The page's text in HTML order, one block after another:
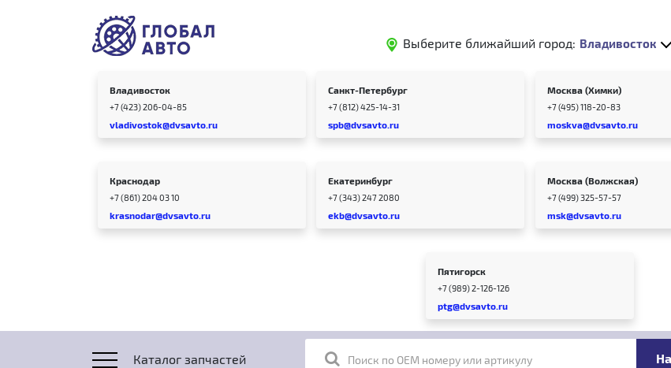
Выберите ближайший город: Владивосток
Владивосток
+7 (423) 206-04-85
vladivostok@dvsavto.ru
Санкт-Петербург
+7 (812) 425-14-31
spb@dvsavto.ru
Москва (Химки)
+7 (495) 118-20-83
moskva@dvsavto.ru
Краснодар
+7 (861) 204 03 10
krasnodar@dvsavto.ru
Екатеринбург
+7 (343) 247 2080
ekb@dvsavto.ru
Москва (Волжская)
+7 (499) 325-57-57
msk@dvsavto.ru
Пятигорск
+7 (989) 2-126-126
ptg@dvsavto.ru
Каталог запчастей Поиск по OEM номеру или артикулу